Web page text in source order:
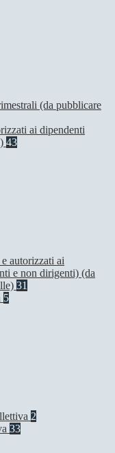
(da pubblicare
ai dipendenti
43
autorizzati ai
e non dirigenti) (da
31
5
2
33